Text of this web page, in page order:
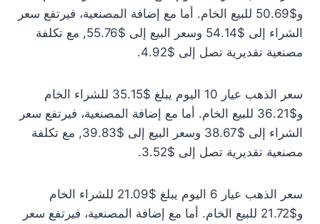
و$50.69 للبيع الخام. أما مع إضافة المصنعية، فيرتفع سعر
الشراء إلى $54.14 وسعر البيع إلى $55.76, مع تكلفة
مصنعية تقديرية تصل إلى $4.92.
سعر الذهب عيار 10 اليوم يبلغ $35.15 للشراء الخام
و$36.21 للبيع الخام. أما مع إضافة المصنعية، فيرتفع سعر
الشراء إلى $38.67 وسعر البيع إلى $39.83, مع تكلفة
مصنعية تقديرية تصل إلى $3.52.
سعر الذهب عيار 6 اليوم يبلغ $21.09 للشراء الخام
و$21.72 للبيع الخام. أما مع إضافة المصنعية، فيرتفع سعر